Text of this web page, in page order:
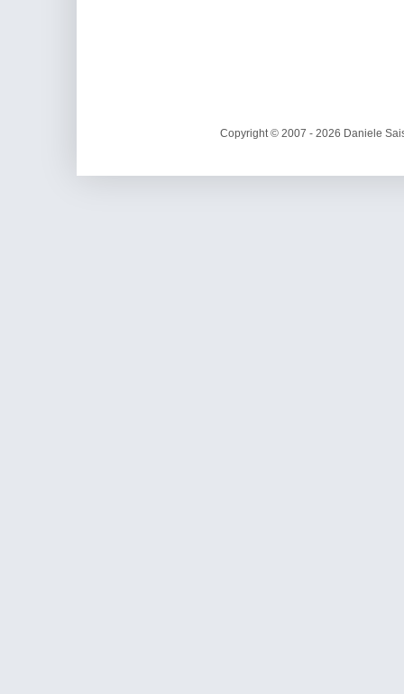
Copyright © 2007 - 2026 Daniele